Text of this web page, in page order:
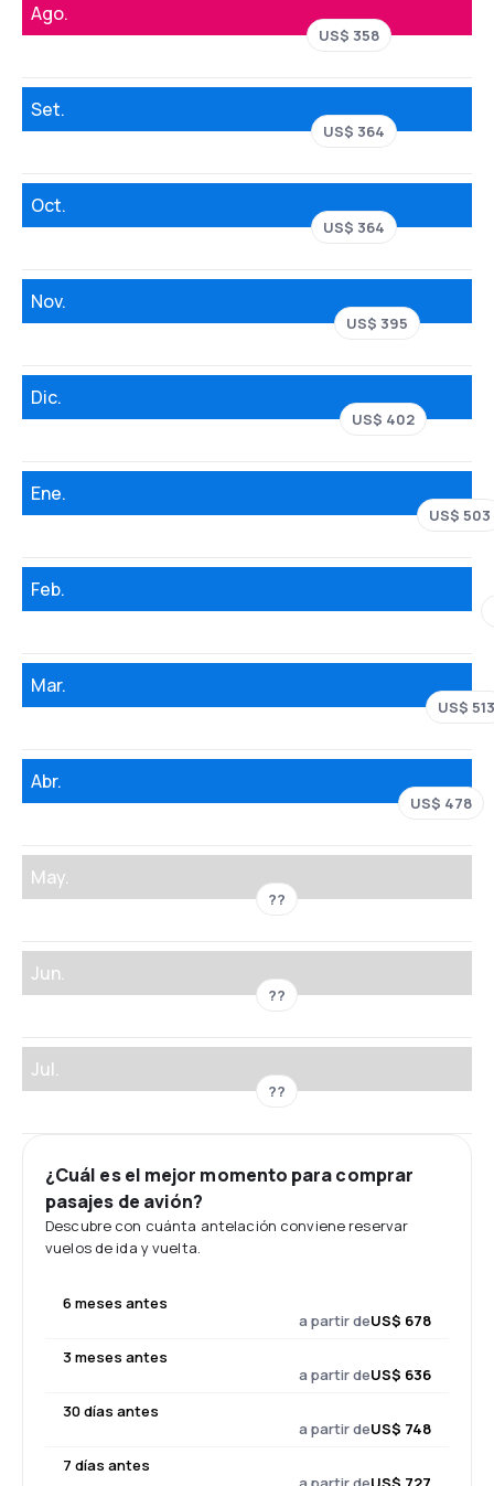
Ago.
US$ 358
Set.
US$ 364
Oct.
US$ 364
Nov.
US$ 395
Dic.
US$ 402
Ene.
US$ 503
Feb.
Mar.
US$ 513
Abr.
US$ 478
May.
??
Jun.
??
Jul.
??
¿Cuál es el mejor momento para comprar
pasajes de avión?
Descubre con cuánta antelación conviene reservar
vuelos de ida y vuelta.
6 meses antes
a partir deUS$ 678
3 meses antes
a partir deUS$ 636
30 días antes
a partir deUS$ 748
7 días antes